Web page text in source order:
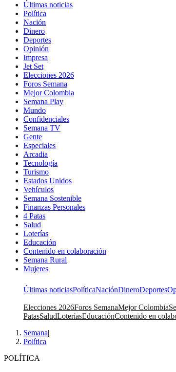
Últimas noticias
Política
Nación
Dinero
Deportes
Opinión
Impresa
Jet Set
Elecciones 2026
Foros Semana
Mejor Colombia
Semana Play
Mundo
Confidenciales
Semana TV
Gente
Especiales
Arcadia
Tecnología
Turismo
Estados Unidos
Vehículos
Semana Sostenible
Finanzas Personales
4 Patas
Salud
Loterías
Educación
Contenido en colaboración
Semana Rural
Mujeres
Últimas noticiasPolíticaNaciónDineroDeportes
Elecciones 2026Foros SemanaMejor Colombia
PatasSaludLoteríasEducaciónContenido en
Semana|
Política
POLÍTICA